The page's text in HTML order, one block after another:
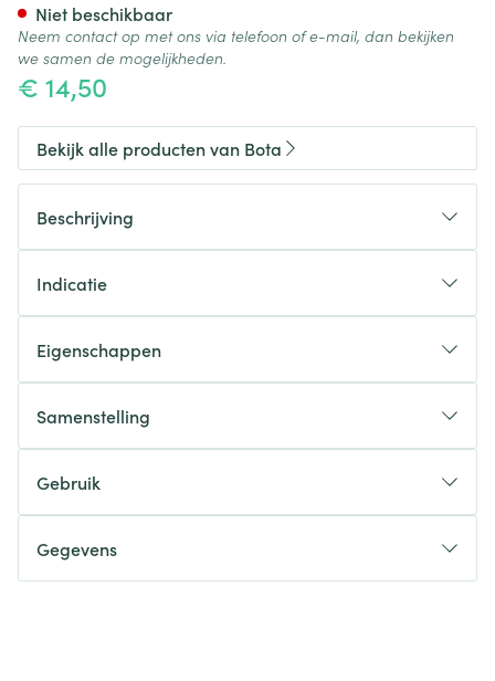
€ 14,50
Niet beschikbaar
Neem contact op met ons via telefoon of e-mail, dan bekijken
we samen de mogelijkheden.
Bekijk alle producten van Bota
Beschrijving
Indicatie
Eigenschappen
Samenstelling
Gebruik
Gegevens